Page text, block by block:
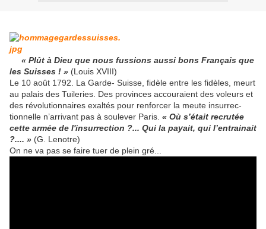
« Plût à Dieu que nous fussions aussi bons Français que
les Suisses ! » (Louis XVIII)
Le 10 août 1792. La Garde- Suisse, fidèle entre les fidèles, meurt
au palais des Tuileries. Des provinces accouraient des voleurs et
des révolutionnaires exal­tés pour renforcer la meute insurrec­
tionnelle n’arrivant pas à soulever Paris. « Où s’était recrutée
cette armée de l'insurrection ?... Qui la payait, qui l’entrainait
?.... » (G. Lenotre)
On ne va pas se faire tuer de plein gré...